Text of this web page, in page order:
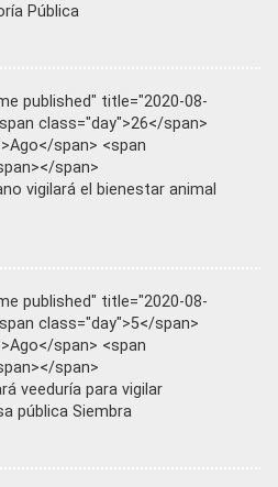
Pública
published" title="2020-08-
class="day">26</span>
span> <span
span>
vigilará el bienestar animal
published" title="2020-08-
class="day">5</span>
span> <span
span>
veeduría para vigilar
pública Siembra